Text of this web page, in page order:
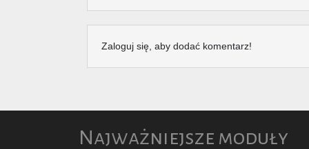
Zaloguj się, aby dodać komentarz!
Najważniejsze moduły